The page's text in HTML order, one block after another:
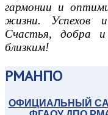
гармонии и
жизни. Успехов
Счастья, добра
близким!
РМАНПО
ОФИЦИАЛЬНЫЙ